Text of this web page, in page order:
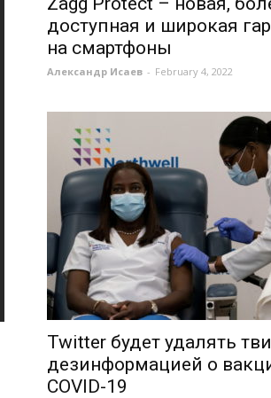
доступная и широкая
на смартфоны
Александр Исаев - February 4, 2022
Twitter будет удалять
дезинформацией о
COVID-19